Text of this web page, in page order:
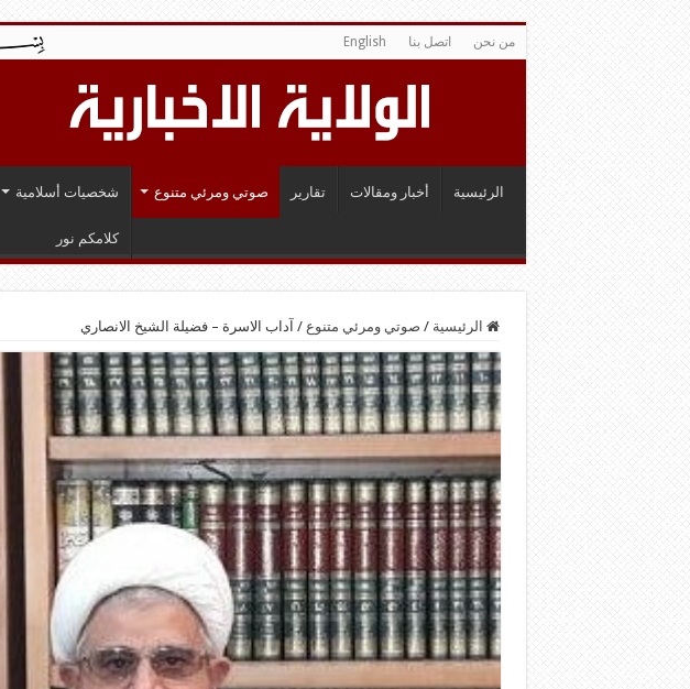
من نحن اتصل بنا English
الرئيسية أخبار ومقالات تقارير صوتي ومرئي متنوع شخصيات أسلامية
كلامكم نور
الرئيسية / صوتي ومرئي متنوع / آداب الاسرة – فضيلة الشيخ الانصاري